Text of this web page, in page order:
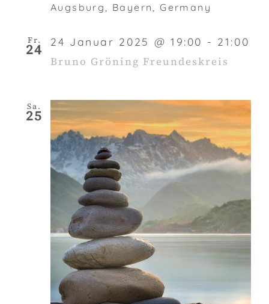
Augsburg, Bayern, Germany
Fr.
24 24 Januar 2025 @ 19:00 - 21:00
Bruno Gröning Freundeskreis
Sa.
25